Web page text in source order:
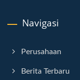
Navigasi
Perusahaan
Berita Terbaru